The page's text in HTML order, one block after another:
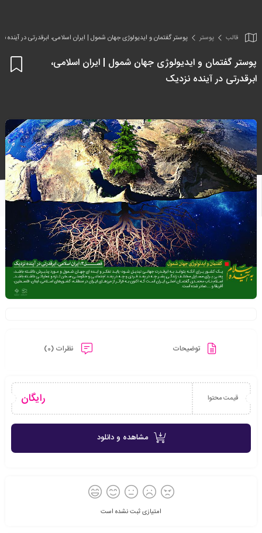
قالب پوستر پوستر گفتمان و ایدیولوژی جهان شمول | ایران اسلامی، ابرقدرتی در آینده
پوستر گفتمان و ایدیولوژی جهان شمول | ایران اسلامی،
ابرقدرتی در آینده نزدیک
توضیحات نظرات (0)
قیمت محتوا رایگان
مشاهده و دانلود
امتیازی ثبت نشده است